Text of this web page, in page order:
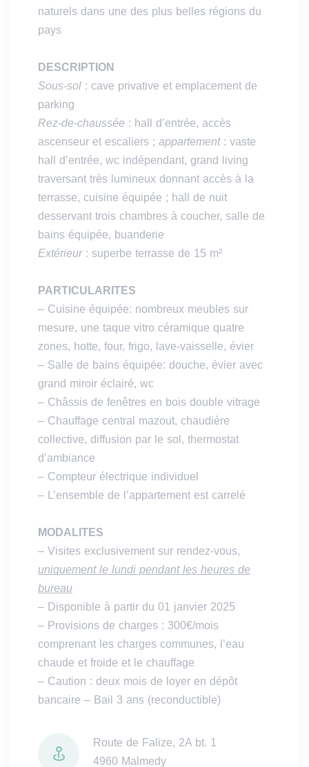
naturels dans une des plus belles régions du
pays
DESCRIPTION
Sous-sol : cave privative et emplacement de
parking
Rez-de-chaussée : hall d’entrée, accès
ascenseur et escaliers ; appartement: vaste
hall d’entrée, wc indépendant, grand living
traversant très lumineux donnant accès à la
terrasse, cuisine équipée ; hall de nuit
desservant trois chambres à coucher, salle de
bains équipée, buanderie
Extérieur: superbe terrasse de 15 m²
PARTICULARITES
– Cuisine équipée: nombreux meubles sur
mesure, une taque vitro céramique quatre
zones, hotte, four, frigo, lave-vaisselle, évier
– Salle de bains équipée: douche, évier avec
grand miroir éclairé, wc
– Châssis de fenêtres en bois double vitrage
– Chauffage central mazout, chaudière
collective, diffusion par le sol, thermostat
d’ambiance
– Compteur électrique individuel
– L’ensemble de l’appartement est carrelé
MODALITES
– Visites exclusivement sur rendez-vous,
uniquement le lundi pendant les heures de
bureau
– Disponible à partir du 01 janvier 2025
– Provisions de charges : 300€/mois
comprenant les charges communes, l’eau
chaude et froide et le chauffage
– Caution : deux mois de loyer en dépôt
bancaire – Bail 3 ans (reconductible)
Route de Falize, 2A bt. 1
4960 Malmedy